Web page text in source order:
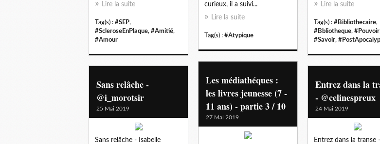
Lire la suite
Tag(s) : #SEP,
#ScleroseEnPlaque, #Amitié,
#Amour
curieux, il a suivi...
Lire la suite
Tag(s) : #Atypique
Lire la suite
Tag(s) : #Bibliothecaire,
#Bbliotheque, #Pouvoir
#Savoir,
Les médiathéques :
les livres jeunesse (7 -
11 ans) - partie 3 / 10
27 Mai 2019
Sans relâche -
@i_morotsir
25 Mai 2019
Sans relâche - Isabelle
Entrez dans la
- @celinespreux
24 Mai 2019
Entrez dans la transe